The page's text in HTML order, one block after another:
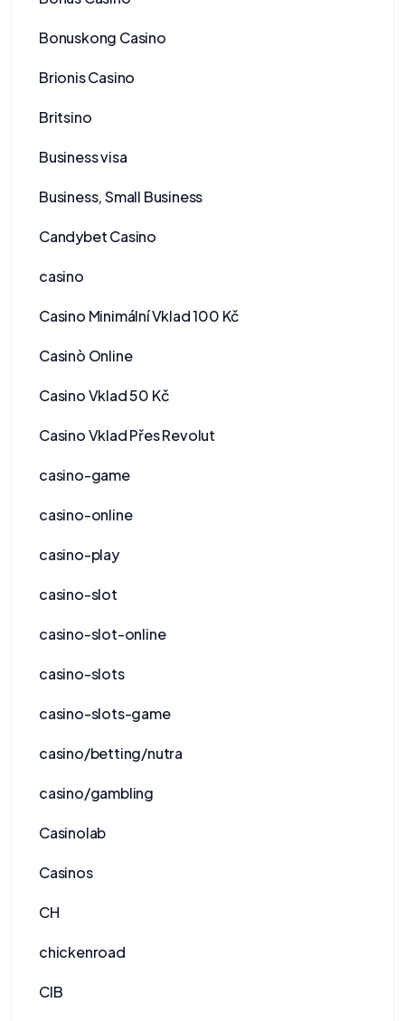
Bonuskong Casino
Brionis Casino
Britsino
Business visa
Business, Small Business
Candybet Casino
casino
Casino Minimální Vklad 100 Kč
Casinò Online
Casino Vklad 50 Kč
Casino Vklad Přes Revolut
casino-game
casino-online
casino-play
casino-slot
casino-slot-online
casino-slots
casino-slots-game
casino/betting/nutra
casino/gambling
Casinolab
Casinos
CH
chickenroad
CIB